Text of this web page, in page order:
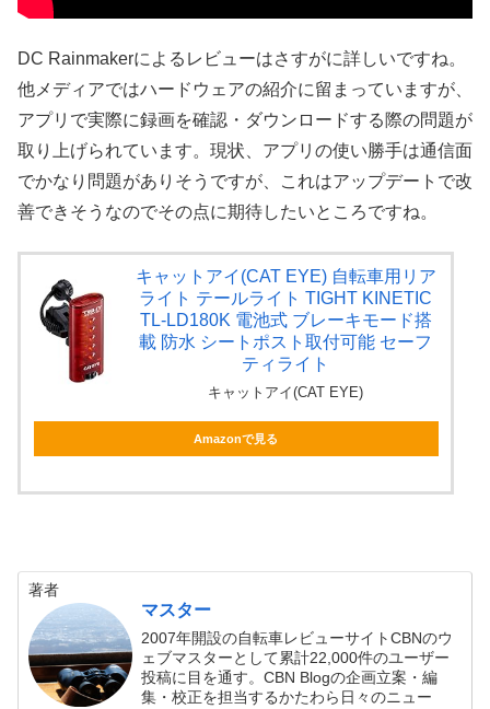
DC Rainmakerによるレビューはさすがに詳しいですね。
他メディアではハードウェアの紹介に留まっていますが、
アプリで実際に録画を確認・ダウンロードする際の問題が
取り上げられています。現状、アプリの使い勝手は通信面
でかなり問題がありそうですが、これはアップデートで改
善できそうなのでその点に期待したいところですね。
キャットアイ(CAT EYE) 自転車用リア
ライト テールライト TIGHT KINETIC
TL-LD180K 電池式 ブレーキモード搭
載 防水 シートポスト取付可能 セーフ
ティライト
キャットアイ(CAT EYE)
Amazonで見る
著者
マスター
2007年開設の自転車レビューサイトCBNのウ
ェブマスターとして累計22,000件のユーザー
投稿に目を通す。CBN Blogの企画立案・編
集・校正を担当するかたわら日々のニュー